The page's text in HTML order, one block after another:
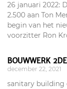
26 januari 2022:
2.500 aan Ton
begin van het
voorzitter Ron
BOUWWERK
december 22, 2021
sanitary building